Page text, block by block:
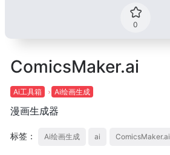
0
ComicsMaker.ai
Ai工具箱 Ai绘画生成
漫画生成器
标签： Ai绘画生成 ai ComicsMaker.ai